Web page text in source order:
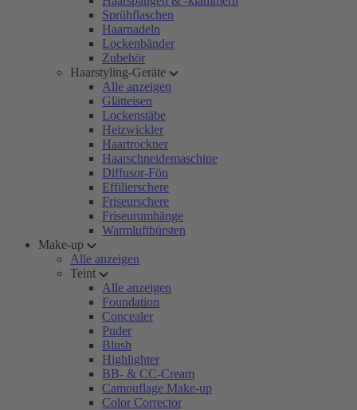
Sprühflaschen
Haarnadeln
Lockenbänder
Zubehör
Haarstyling-Geräte
Alle anzeigen
Glätteisen
Lockenstäbe
Heizwickler
Haartrockner
Haarschneidemaschine
Diffusor-Fön
Effilierschere
Friseurschere
Friseurumhänge
Warmluftbürsten
Make-up
Alle anzeigen
Teint
Alle anzeigen
Foundation
Concealer
Puder
Blush
Highlighter
BB- & CC-Cream
Camouflage Make-up
Color Corrector